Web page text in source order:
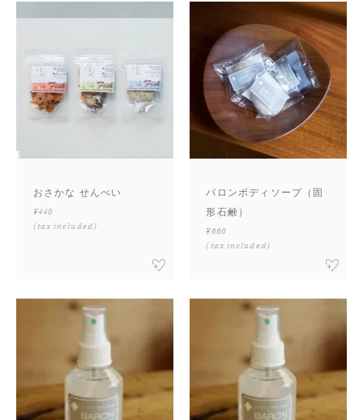
おさかな せんべい
¥440
(tax included)
バロンボディソープ（固
形石鹸）
¥660
(tax included)